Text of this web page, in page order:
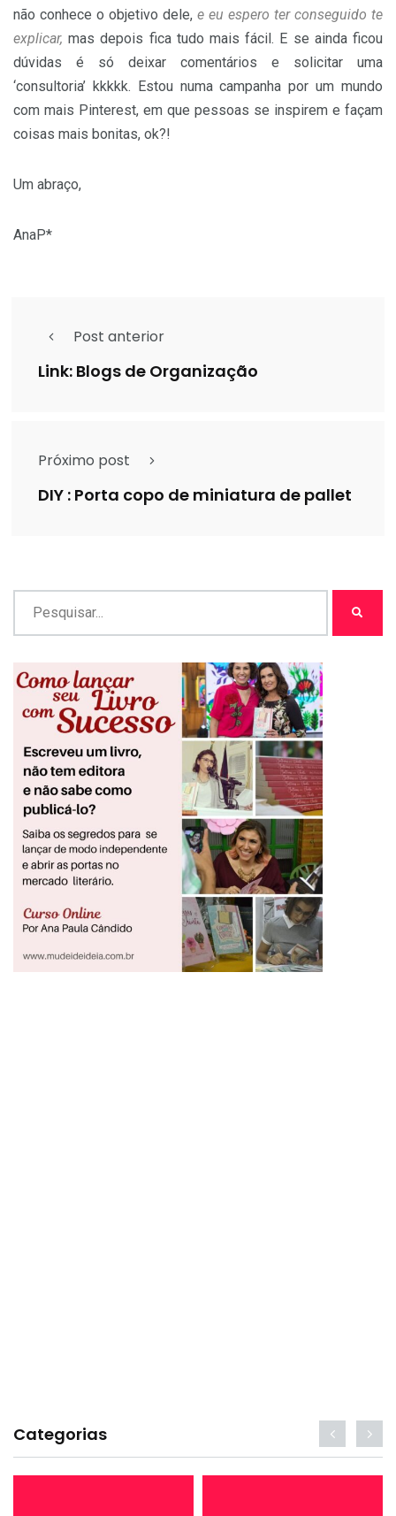
não conhece o objetivo dele, e eu espero ter conseguido te
explicar, mas depois fica tudo mais fácil. E se ainda ficou
dúvidas é só deixar comentários e solicitar uma
‘consultoria’ kkkkk. Estou numa campanha por um mundo
com mais Pinterest, em que pessoas se inspirem e façam
coisas mais bonitas, ok?!
Um abraço,
AnaP*
Post anterior
Link: Blogs de Organização
Próximo post
DIY : Porta copo de miniatura de pallet
Categorias